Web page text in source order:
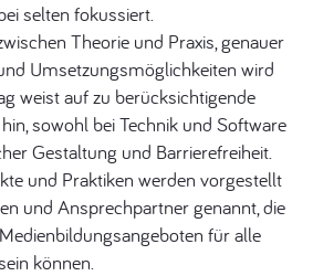
selten fokussiert.
Theorie und Praxis, genauer
Umsetzungsmöglichkeiten wird
weist auf zu berücksichtigende
sowohl bei Technik und Software
Gestaltung und Barrierefreiheit.
und Praktiken werden vorgestellt
und Ansprechpartner genannt, die
für alle
können.